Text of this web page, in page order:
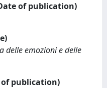
of publication)
delle emozioni e delle
of publication)